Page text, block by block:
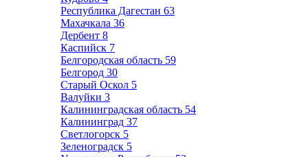
Республика Дагестан 63
Махачкала 36
Дербент 8
Каспийск 7
Белгородская область 59
Белгород 30
Старый Оскол 5
Валуйки 3
Калининградская область 54
Калининград 37
Светлогорск 5
Зеленоградск 5